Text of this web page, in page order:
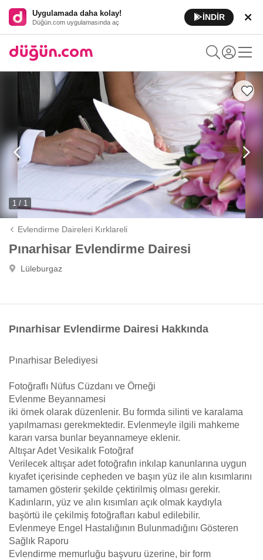
Uygulamada daha kolay!
Düğün.com uygulamasında aç
İNDİR
1 / 1
Evlendirme Daireleri Kırklareli
Pınarhisar Evlendirme Dairesi
Lüleburgaz
Pınarhisar Evlendirme Dairesi Hakkında
Pınarhisar Belediyesi
Fotoğraflı Nüfus Cüzdanı ve Örneği
Evlenme Beyannamesi
iki örnek olarak düzenlenir. Bu formda silinti ve karalama
yapılmaması gerekmektedir. Evlenmeyle ilgili mahkeme
kararı varsa bunlar beyannameye eklenir.
Altışar Adet Vesikalık Fotoğraf
Verilecek altışar adet fotoğrafın inkılap kanunlarına uygun
kıyafet içerisinde cepheden ve başın yüz ile alın kısımlarını
tamamen gösterir şekilde çektirilmiş olması gerekir.
Kadınların, yüz ve alın kısımları açık olmak kaydıyla
başörtü ile çekilmiş fotoğrafları kabul edilebilir.
Evlenmeye Engel Hastalığının Bulunmadığını Gösteren
Sağlık Raporu
Evlendirme memurluğu başvuru üzerine, bir form